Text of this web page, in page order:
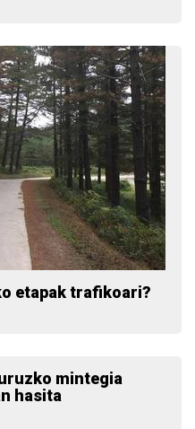
etapak trafikoari?
mintegia
hasita